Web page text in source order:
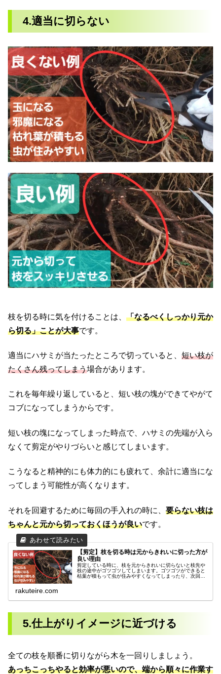
4.適当に切らない
枝を切る時に気を付けることは、 「なるべくしっかり元か
ら切る」ことが大事です。
適当にハサミが当たったところで切っていると、 短い枝が
たくさん残ってしまう場合があります。
これを毎年繰り返していると、短い枝の塊ができてやがて
コブになってしまうからです。
短い枝の塊になってしまった時点で、ハサミの先端が入ら
なくて剪定がやりづらいと感じてしまいます。
こうなると精神的にも体力的にも疲れて、余計に適当にな
ってしまう可能性が高くなります。
それを回避するために毎回の手入れの時に、 要らない枝は
ちゃんと元から切っておくほうが良いです。
【剪定】枝を切る時は元からきれいに切った方が
良い理由
剪定している時に、枝を元からきれいに切らないと枝先や
枝の途中がゴツゴツしてしまいます。ゴツゴツができると
枯葉が積もって虫が住みやすくなってしまったり、次回の
rakuteire.com
5.仕上がりイメージに近づける
全ての枝を順番に切りながら木を一回りしましょう。
あっちこっちやると効率が悪いので、端から順々に作業す